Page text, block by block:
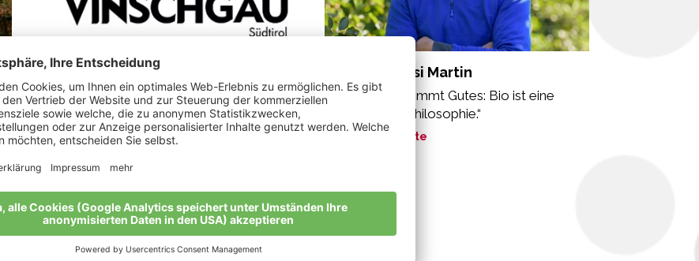
Perkmann Michael
Meine Geschichte
LesinaDebiasi Martin
„Von Gutem kommt Gutes: Bio ist eine
ganzheitliche Philosophie.“
Meine Geschichte
Alle Bio-Bauern im Überblick